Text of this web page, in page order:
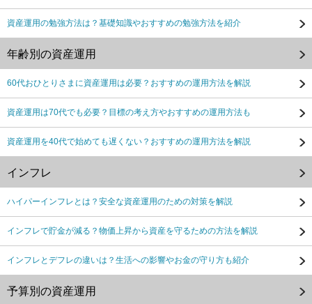
資産運用の勉強方法は？基礎知識やおすすめの勉強方法を紹介
年齢別の資産運用
60代おひとりさまに資産運用は必要？おすすめの運用方法を解説
資産運用は70代でも必要？目標の考え方やおすすめの運用方法も
資産運用を40代で始めても遅くない？おすすめの運用方法を解説
インフレ
ハイパーインフレとは？安全な資産運用のための対策を解説
インフレで貯金が減る？物価上昇から資産を守るための方法を解説
インフレとデフレの違いは？生活への影響やお金の守り方も紹介
予算別の資産運用